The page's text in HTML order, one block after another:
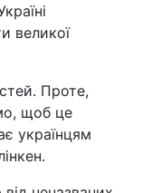
великої
Проте,
щоб це
українцям